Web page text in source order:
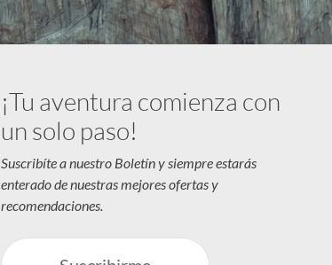
¡Tu aventura comienza con
un solo paso!
Suscribíte a nuestro Boletín y siempre estarás
enterado de nuestras mejores ofertas y
recomendaciones.